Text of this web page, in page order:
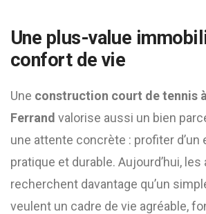
Une plus-value
confort de vie
Une construction court de tennis
Ferrand valorise aussi un bien
une attente concrète : profiter d’un
pratique et durable. Aujourd’hui,
recherchent davantage qu’un
veulent un cadre de vie agréable,